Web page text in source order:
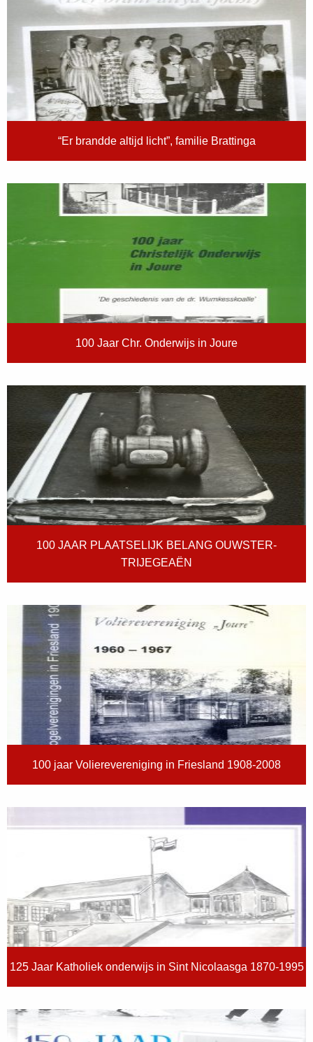
“Er brandde altijd licht”, familie Brattinga
100 Jaar Chr. Onderwijs in Joure
100 JAAR PLAATSELIJK BELANG OUWSTER-
TRIJEGEAËN
100 jaar Volierevereniging in Friesland 1908-2008
125 Jaar Katholiek onderwijs in Sint Nicolaasga 1870-1995